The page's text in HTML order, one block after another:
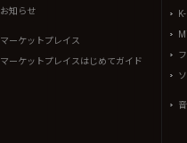
お知らせ
マーケットプレイス
マーケットプレイスはじめてガイド